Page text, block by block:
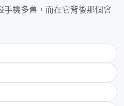
手機多舊，而在它背後那個會